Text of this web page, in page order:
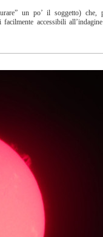
un po’ il soggetto) che,
accessibili